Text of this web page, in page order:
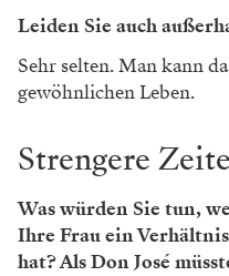
Leiden Sie auch
Sehr selten. Man kann
gewöhnlichen Leben.
Strengere
Was würden Sie tun,
Ihre Frau ein
hat? Als Don José